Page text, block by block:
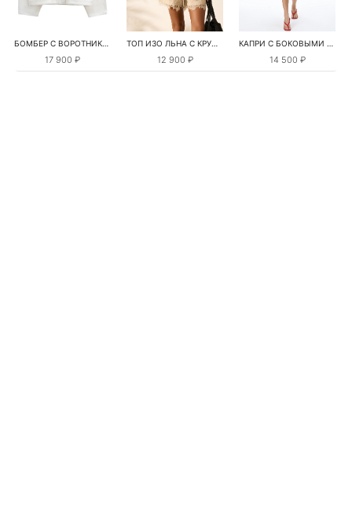
БОМБЕР С ВОРОТНИКОМ-СТОЙКОЙ
17 900 ₽
ТОП ИЗО ЛЬНА С КРУЖЕВОМ
12 900 ₽
КАПРИ С БОКОВЫМИ РАЗРЕЗАМИ
14 500 ₽